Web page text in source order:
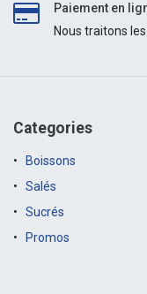
Paiement en
Nous traitons
Categories
Boissons
Salés
Sucrés
Promos